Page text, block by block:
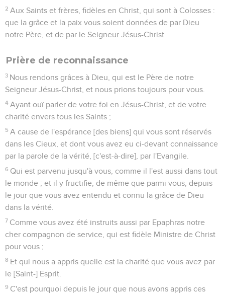
2 Aux Saints et frères, fidèles en Christ, qui sont à Colosses :
que la grâce et la paix vous soient données de par Dieu
notre Père, et de par le Seigneur Jésus-Christ.
Prière de reconnaissance
3 Nous rendons grâces à Dieu, qui est le Père de notre
Seigneur Jésus-Christ, et nous prions toujours pour vous.
4 Ayant ouï parler de votre foi en Jésus-Christ, et de votre
charité envers tous les Saints ;
5 A cause de l'espérance [des biens] qui vous sont réservés
dans les Cieux, et dont vous avez eu ci-devant connaissance
par la parole de la vérité, [c'est-à-dire], par l'Evangile.
6 Qui est parvenu jusqu'à vous, comme il l'est aussi dans tout
le monde ; et il y fructifie, de même que parmi vous, depuis
le jour que vous avez entendu et connu la grâce de Dieu
dans la vérité.
7 Comme vous avez été instruits aussi par Epaphras notre
cher compagnon de service, qui est fidèle Ministre de Christ
pour vous ;
8 Et qui nous a appris quelle est la charité que vous avez par
le [Saint-] Esprit.
9 C'est pourquoi depuis le jour que nous avons appris ces